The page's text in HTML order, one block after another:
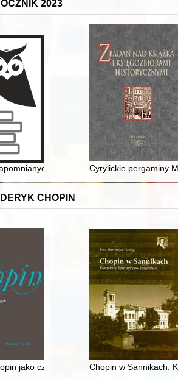
2023
w. (do 1801 r.)artystach z Getta Białostockiego
Cyrylickie pergaminy
CHOPIN
jako człowiek i muzykChopin w Sannikach.